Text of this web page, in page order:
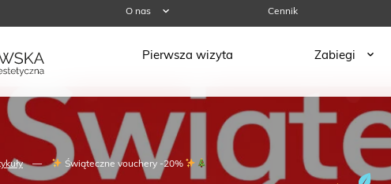
O nas Cennik
Pierwsza wizyta Zabiegi
— Świąteczne vouchery -20%